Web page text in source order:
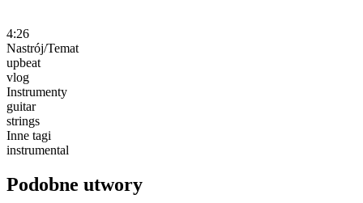
4:26
Nastrój/Temat
upbeat
vlog
Instrumenty
guitar
strings
Inne tagi
instrumental
Podobne utwory